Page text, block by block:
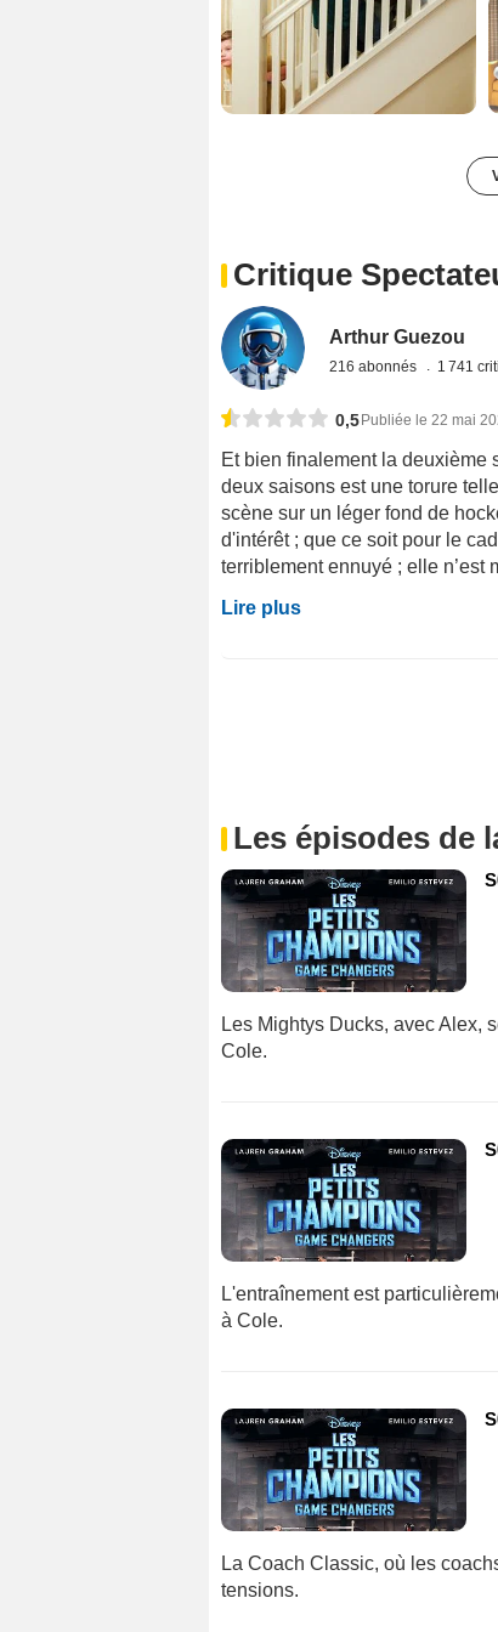
Critique
Arthur Guezou
216 abonnés 1 741
0,5 Publiée le 22 mai
Et bien finalement la deuxième
deux saisons est une torure
scène sur un léger fond de
d'intérêt ; que ce soit pour le
terriblement ennuyé ; elle n’est
Lire plus
Les épisodes de
Les Mightys Ducks, avec Alex,
Cole.
L'entraînement est
à Cole.
La Coach Classic, où les
tensions.